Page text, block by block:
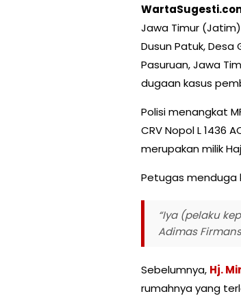
Jawa Timur
Dusun Patuk,
Pasuruan, Jawa
dugaan kasus
Polisi menangkat
CRV Nopol L 1436
merupakan milik
Petugas menduga
“Iya (pelaku
Adimas
Sebelumnya, Hj.
rumahnya yang